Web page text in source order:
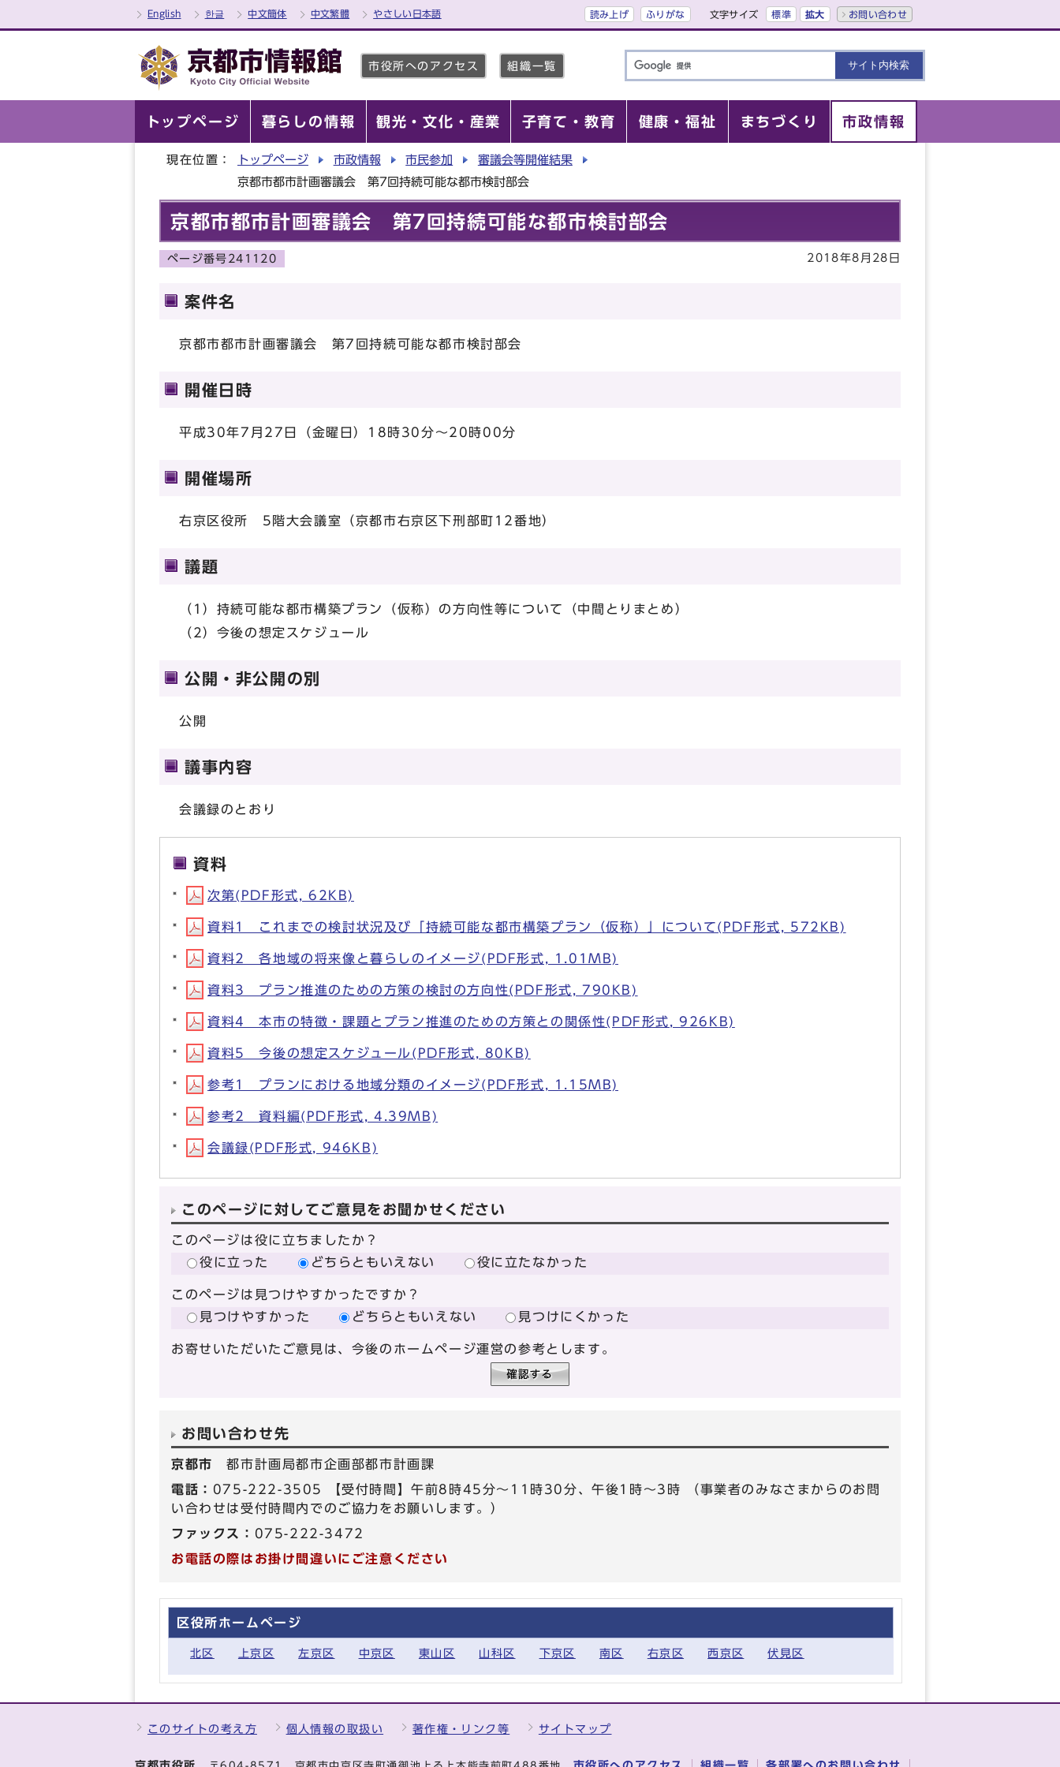
English 한글 中文簡体 中文繁體 やさしい日本語 読み上げ ふりがな 文字サイズ 標準 拡大 お問い合わせ
市役所へのアクセス 組織一覧
トップページ 暮らしの情報 観光・文化・産業 子育て・教育 健康・福祉 まちづくり 市政情報
現在位置： トップページ 市政情報 市民参加
審議会等開催結果
京都市都市計画審議会 第7回持続可能な都市検討部会
京都市都市計画審議会 第7回持続可能な都市検討部会
ページ番号241120 2018年8月28日
案件名
京都市都市計画審議会 第7回持続可能な都市検討部会
開催日時
平成30年7月27日（金曜日）18時30分～20時00分
開催場所
右京区役所 5階大会議室（京都市右京区下刑部町12番地）
議題
（1）持続可能な都市構築プラン（仮称）の方向性等について（中間とりまとめ）
（2）今後の想定スケジュール
公開・非公開の別
公開
議事内容
会議録のとおり
資料
次第(PDF形式, 62KB)
資料1 これまでの検討状況及び「持続可能な都市構築プラン（仮称）」について(PDF形式, 572KB)
資料2 各地域の将来像と暮らしのイメージ(PDF形式, 1.01MB)
資料3 プラン推進のための方策の検討の方向性(PDF形式, 790KB)
資料4 本市の特徴・課題とプラン推進のための方策との関係性(PDF形式, 926KB)
資料5 今後の想定スケジュール(PDF形式, 80KB)
参考1 プランにおける地域分類のイメージ(PDF形式, 1.15MB)
参考2 資料編(PDF形式, 4.39MB)
会議録(PDF形式, 946KB)
このページに対してご意見をお聞かせください
このページは役に立ちましたか？
役に立った
どちらともいえない 役に立たなかった
このページは見つけやすかったですか？
見つけやすかった
どちらともいえない 見つけにくかった
お寄せいただいたご意見は、今後のホームページ運営の参考とします。
お問い合わせ先
京都市都市計画局都市企画部都市計画課
電話： 075-222-3505 【受付時間】午前8時45分～11時30分、午後1時～3時 （事業者のみなさまからのお問
い合わせは受付時間内でのご協力をお願いします。）
ファックス： 075-222-3472
お電話の際はお掛け間違いにご注意ください
区役所ホームページ
北区 上京区 左京区 中京区 東山区 山科区 下京区 南区 右京区 西京区 伏見区
このサイトの考え方 個人情報の取扱い 著作権・リンク等 サイトマップ